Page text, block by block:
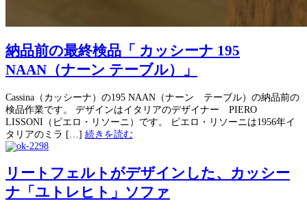
納品前の最終検品「 カッシーナ 195
NAAN（ナーン テーブル）」
Cassina（カッシーナ）の195 NAAN（ナーン テーブル）の納品前の
検品作業です。 デザインはイタリアのデザイナー PIERO
LISSONI（ピエロ・リソーニ）です。 ピエロ・リソーニは1956年イ
タリアのミラ […] 続きを読む
リートフェルトがデザインした、カッシー
ナ「ユトレヒト」ソファ